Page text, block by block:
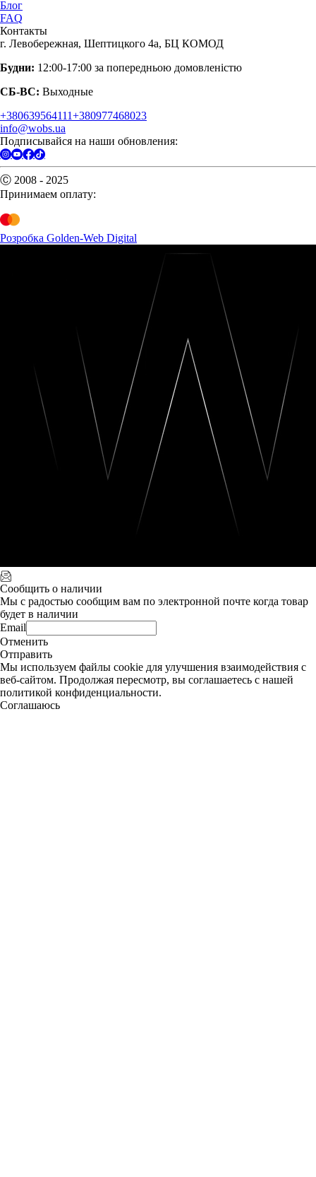
Блог
FAQ
Контакты
г. Левобережная, Шептицкого 4а, БЦ КОМОД
Будни: 12:00-17:00 за попередньою домовленістю
СБ-ВС: Выходные
+380639564111+380977468023
info@wobs.ua
Подписывайся на наши обновления:
Ⓒ 2008 - 2025
Принимаем оплату:
Розробка Golden-Web Digital
Сообщить о наличии
Мы с радостью сообщим вам по электронной почте когда товар
будет в наличии
Email
Отменить
Отправить
Мы используем файлы cookie для улучшения взаимодействия с
веб-сайтом. Продолжая пересмотр, вы соглашаетесь с нашей
политикой конфиденциальности.
Соглашаюсь